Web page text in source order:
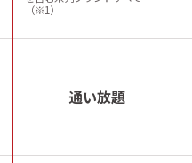
（※1）
通い放題